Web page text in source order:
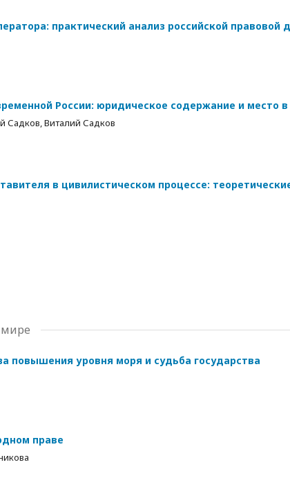
практический анализ российской правовой
России: юридическое содержание и место в
Садков, Виталий Садков
в цивилистическом процессе:
повышения уровня моря и судьба государства
праве